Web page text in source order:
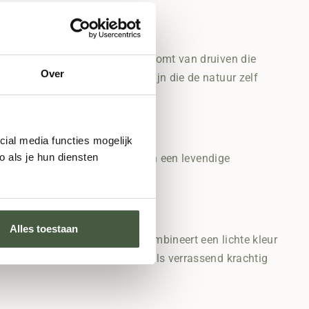
Over
media functies mogelijk
als je hun diensten
Alles toestaan
altijd met zorg gekozen en komt van druiven die
Geen geknutsel, alleen wijn die de natuur zelf
van bessen en appel en een levendige
Grenache uit de Provence combineert een lichte kleur
een rosé die zowel elegant als verrassend krachtig